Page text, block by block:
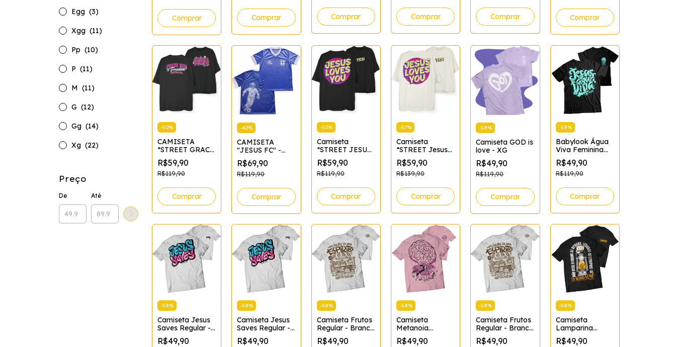
Egg (3)
Xgg (11)
Pp (10)
P (11)
M (11)
G (12)
Gg (14)
Xg (22)
Preço
De Até
Comprar Comprar Comprar Comprar Comprar Comprar
-50%
CAMISETA
*STREET GRACE
WINS
R$59,90
R$119,90
Comprar
-42%
CAMISETA
"JESUS FC" -
AZUL - DRY FIT
R$69,90
R$119,90
Comprar
-50%
Camiseta
*STREET JESUS
LOVES YOU -
Preta*
R$59,90
R$119,90
Comprar
-57%
Camiseta
*STREET Jesus
Loves You (roxo)
- Off white*
R$59,90
R$139,90
Comprar
-58%
Camiseta GOD is
love - XG
R$49,90
R$119,90
Comprar
-58%
Babylook Água
Viva Feminina
Tamanho:XG;Cor:Preto
R$49,90
R$119,90
Comprar
-58%
Camiseta Jesus
Saves Regular -
XGG
R$49,90
-58%
Camiseta Jesus
Saves Regular -
XG
R$49,90
-58%
Camiseta Frutos
Regular - Branca
- XGG
R$49,90
-58%
Camiseta
Metanoia
Regular - GG
R$49,90
-58%
Camiseta Frutos
Regular - Branca
- XG
R$49,90
-58%
Camiseta
Lamparina
Regular PP
R$49,90